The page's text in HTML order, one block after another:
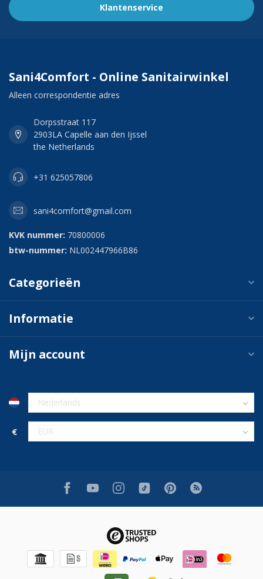
Klantenservice
Sani4Comfort - Online Sanitairwinkel
Alleen correspondentie adres
Dorpsstraat 117
2903LA Capelle aan den Ijssel
the Netherlands
+31 625057806
sani4comfort@gmail.com
KVK nummer: 70800006
btw-nummer: NL002447966B86
Categorieën
Informatie
Mijn account
€